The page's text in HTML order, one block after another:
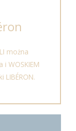
można
WOSKIEM
LIBÉRON.